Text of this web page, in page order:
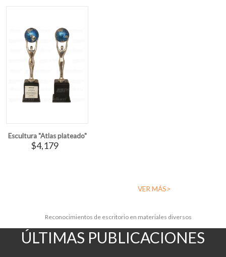
Escultura "Atlas plateado"
$4,179
VER MÁS>
Reconocimientos de escritorio en materiales diversos
ÚLTIMAS PUBLICACIONES